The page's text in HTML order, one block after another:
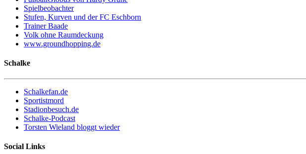
Spielbeobachter
Stufen, Kurven und der FC Eschborn
Trainer Baade
Volk ohne Raumdeckung
www.groundhopping.de
Schalke
Schalkefan.de
Sportistmord
Stadionbesuch.de
Schalke-Podcast
Torsten Wieland bloggt wieder
Social Links